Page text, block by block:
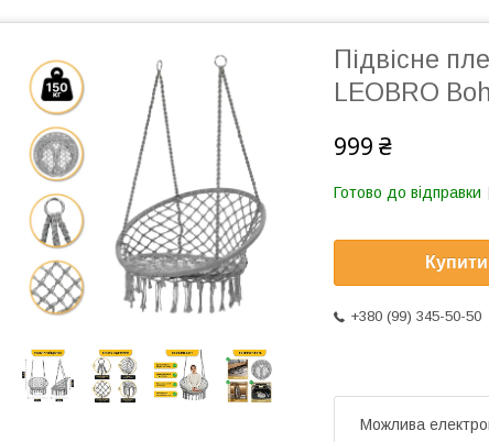
Підвісне
LEOBRO
999 ₴
Готово до відправки
Купити
+380 (99) 345-50-50